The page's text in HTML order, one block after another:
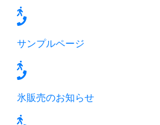
サンプルページ
氷販売のお知らせ